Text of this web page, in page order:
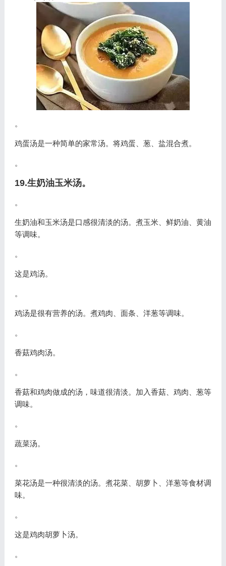
。
鸡蛋汤是一种简单的家常汤。将鸡蛋、葱、盐混合煮。
。
19.生奶油玉米汤。
。
生奶油和玉米汤是口感很清淡的汤。煮玉米、鲜奶油、黄油
等调味。
。
这是鸡汤。
。
鸡汤是很有营养的汤。煮鸡肉、面条、洋葱等调味。
。
香菇鸡肉汤。
。
香菇和鸡肉做成的汤，味道很清淡。加入香菇、鸡肉、葱等
调味。
。
蔬菜汤。
。
菜花汤是一种很清淡的汤。煮花菜、胡萝卜、洋葱等食材调
味。
。
这是鸡肉胡萝卜汤。
。